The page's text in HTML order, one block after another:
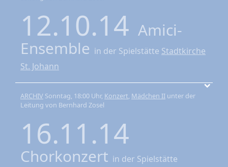
12.10.14 Amici-
Ensemble in der Spielstätte Stadtkirche
St. Johann
ARCHIV Sonntag, 18:00 Uhr, Konzert, Mädchen II unter der
Leitung von Bernhard Zosel
16.11.14
Chorkonzert in der Spielstätte